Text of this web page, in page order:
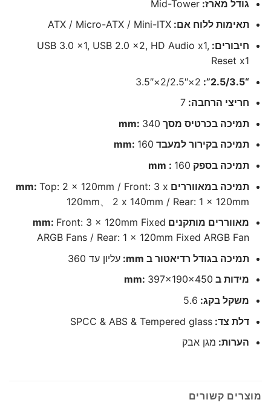
גודל מארז: Mid-Tower
תאימות ללוח אם: ATX / Micro-ATX / Mini-ITX
חיבורים: USB 3.0 x1, USB 2.0 x2, HD Audio x1,
Reset x1
“2.5/3.5”:
2×2.5″/2×3.5″
חריצי הרחבה: 7
תמיכה בכרטיס מסך mm: 340
תמיכה בקירור למעבד mm: 160
תמיכה בספק mm : 160
תמיכה במאווררים mm: Top: 2 x 120mm / Front: 3 x
120mm、 2 x 140mm / Rear: 1 x 120mm
מאווררים מותקנים mm: Front: 3 x 120mm Fixed
ARGB Fans / Rear: 1 x 120mm Fixed ARGB Fan
תמיכה בגודל רדיאטור ב mm:
עליון עד 360
מידות ב mm: 397x190x450
משקל בקג: 5.6
דלת צד: SPCC & ABS & Tempered glass
הערות: מגן אבק
מוצרים קשורים